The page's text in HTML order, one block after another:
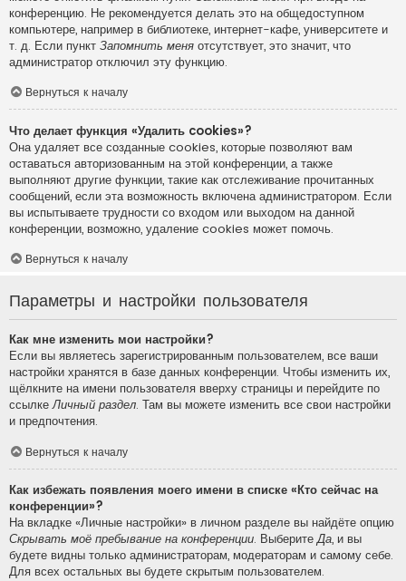
конференцию. Не рекомендуется делать это на общедоступном
компьютере, например в библиотеке, интернет-кафе, университете и
т. д. Если пункт Запомнить меня отсутствует, это значит, что
администратор отключил эту функцию.
Вернуться к началу
Что делает функция «Удалить cookies»?
Она удаляет все созданные cookies, которые позволяют вам
оставаться авторизованным на этой конференции, а также
выполняют другие функции, такие как отслеживание прочитанных
сообщений, если эта возможность включена администратором. Если
вы испытываете трудности со входом или выходом на данной
конференции, возможно, удаление cookies может помочь.
Вернуться к началу
Параметры и настройки пользователя
Как мне изменить мои настройки?
Если вы являетесь зарегистрированным пользователем, все ваши
настройки хранятся в базе данных конференции. Чтобы изменить их,
щёлкните на имени пользователя вверху страницы и перейдите по
ссылкеЛичный раздел. Там вы можете изменить все свои настройки
и предпочтения.
Вернуться к началу
Как избежать появления моего имени в списке «Кто сейчас на
конференции»?
На вкладке «Личные настройки» в личном разделе вы найдёте опцию
Скрывать моё пребывание на конференции. ВыберитеДа, и вы
будете видны только администраторам, модераторам и самому себе.
Для всех остальных вы будете скрытым пользователем.